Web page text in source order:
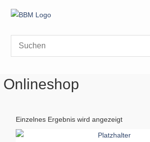
Inhalt
Onlineshop
Einzelnes Ergebnis wird angezeigt